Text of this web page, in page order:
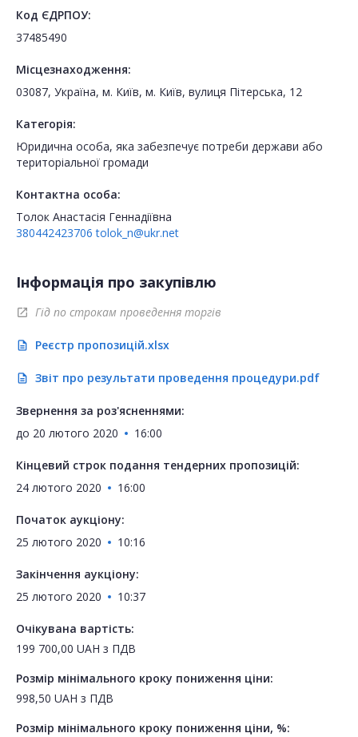
Код ЄДРПОУ:
37485490
Місцезнаходження:
03087, Україна, м. Київ, м. Київ, вулиця Пітерська, 12
Категорія:
Юридична особа, яка забезпечує потреби держави або
територіальної громади
Контактна особа:
Толок Анастасія Геннадіївна
380442423706 tolok_n@ukr.net
Інформація про закупівлю
open_in_new Гід по строкам проведення торгів
description Реєстр пропозицій.xlsx
description Звіт про результати проведення процедури.pdf
Звернення за роз'ясненнями:
до 20 лютого 2020 16:00
Кінцевий строк подання тендерних пропозицій:
24 лютого 2020
16:00
Початок аукціону:
25 лютого 2020
10:16
Закінчення аукціону:
25 лютого 2020
10:37
Очікувана вартість:
199 700,00 UAH з ПДВ
Розмір мінімального кроку пониження ціни:
998,50 UAH з ПДВ
Розмір мінімального кроку пониження ціни, %: